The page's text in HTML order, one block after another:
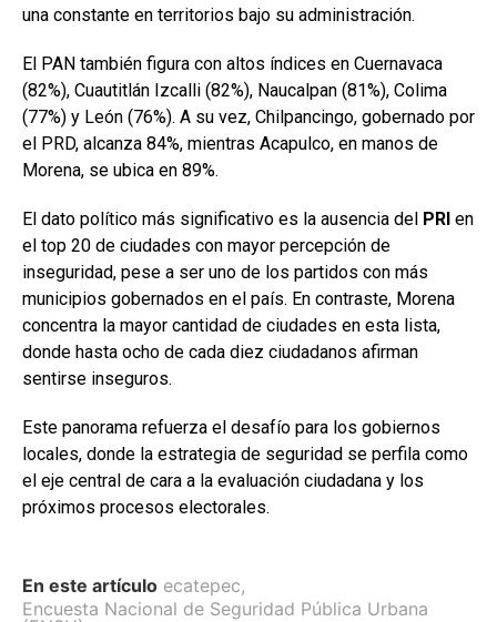
una constante en territorios bajo su administración.
El PAN también figura con altos índices en Cuernavaca
(82%), Cuautitlán Izcalli (82%), Naucalpan (81%), Colima
(77%) y León (76%). A su vez, Chilpancingo, gobernado por
el PRD, alcanza 84%, mientras Acapulco, en manos de
Morena, se ubica en 89%.
El dato político más significativo es la ausencia del PRI en
el top 20 de ciudades con mayor percepción de
inseguridad, pese a ser uno de los partidos con más
municipios gobernados en el país. En contraste, Morena
concentra la mayor cantidad de ciudades en esta lista,
donde hasta ocho de cada diez ciudadanos afirman
sentirse inseguros.
Este panorama refuerza el desafío para los gobiernos
locales, donde la estrategia de seguridad se perfila como
el eje central de cara a la evaluación ciudadana y los
próximos procesos electorales.
En este artículo ecatepec,
Encuesta Nacional de Seguridad Pública Urbana